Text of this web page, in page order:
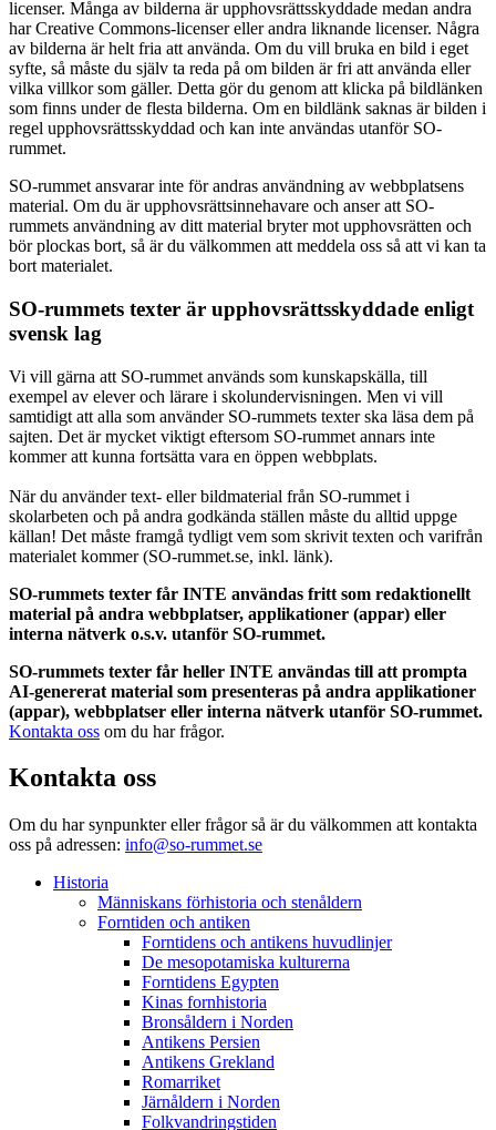
licenser. Många av bilderna är upphovsrättsskyddade medan andra
har Creative Commons-licenser eller andra liknande licenser. Några
av bilderna är helt fria att använda. Om du vill bruka en bild i eget
syfte, så måste du själv ta reda på om bilden är fri att använda eller
vilka villkor som gäller. Detta gör du genom att klicka på bildlänken
som finns under de flesta bilderna. Om en bildlänk saknas är bilden i
regel upphovsrättsskyddad och kan inte användas utanför SO-
rummet.
SO-rummet ansvarar inte för andras användning av webbplatsens
material. Om du är upphovsrättsinnehavare och anser att SO-
rummets användning av ditt material bryter mot upphovsrätten och
bör plockas bort, så är du välkommen att meddela oss så att vi kan ta
bort materialet.
SO-rummets texter är upphovsrättsskyddade enligt
svensk lag
Vi vill gärna att SO-rummet används som kunskapskälla, till
exempel av elever och lärare i skolundervisningen. Men vi vill
samtidigt att alla som använder SO-rummets texter ska läsa dem på
sajten. Det är mycket viktigt eftersom SO-rummet annars inte
kommer att kunna fortsätta vara en öppen webbplats.
När du använder text- eller bildmaterial från SO-rummet i
skolarbeten och på andra godkända ställen måste du alltid uppge
källan! Det måste framgå tydligt vem som skrivit texten och varifrån
materialet kommer (SO-rummet.se, inkl. länk).
SO-rummets texter får INTE användas fritt som redaktionellt
material på andra webbplatser, applikationer (appar) eller
interna nätverk o.s.v. utanför SO-rummet.
SO-rummets texter får heller INTE användas till att prompta
AI-genererat material som presenteras på andra applikationer
(appar), webbplatser eller interna nätverk utanför SO-rummet.
Kontakta oss om du har frågor.
Kontakta oss
Om du har synpunkter eller frågor så är du välkommen att kontakta
oss på adressen: info@so-rummet.se
Historia
Människans förhistoria och stenåldern
Forntiden och antiken
Forntidens och antikens huvudlinjer
De mesopotamiska kulturerna
Forntidens Egypten
Kinas fornhistoria
Bronsåldern i Norden
Antikens Persien
Antikens Grekland
Romarriket
Järnåldern i Norden
Folkvandringstiden